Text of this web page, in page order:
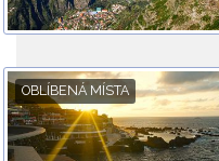
OBLÍBENÁ MÍSTA